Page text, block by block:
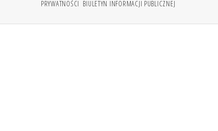
PRYWATNOŚCI BIULETYN INFORMACJI PUBLICZNEJ